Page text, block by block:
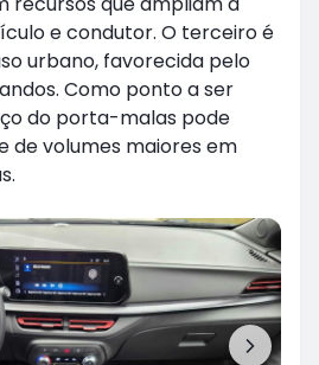
e condutor. O terceiro é
urbano, favorecida pelo
Como ponto a ser
do porta-malas pode
de volumes maiores em